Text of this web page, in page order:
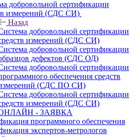
добровольной сертификации
измерений (СДС СИ)
Назад
добровольной сертификации
измерений (СДС СИ)
добровольной сертификации
дефектов (СДС ОД)
добровольной сертификации
обеспечения средств
(СДС ПО СИ)
добровольной сертификации
измерений (СДС СИ)
- ЗАЯВКА
программного обеспечения
экспертов-метрологов